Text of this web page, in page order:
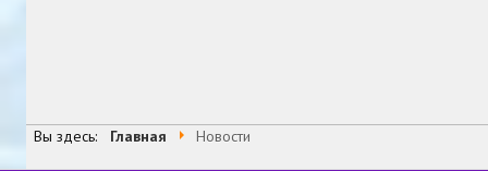
Вы здесь: Главная Новости